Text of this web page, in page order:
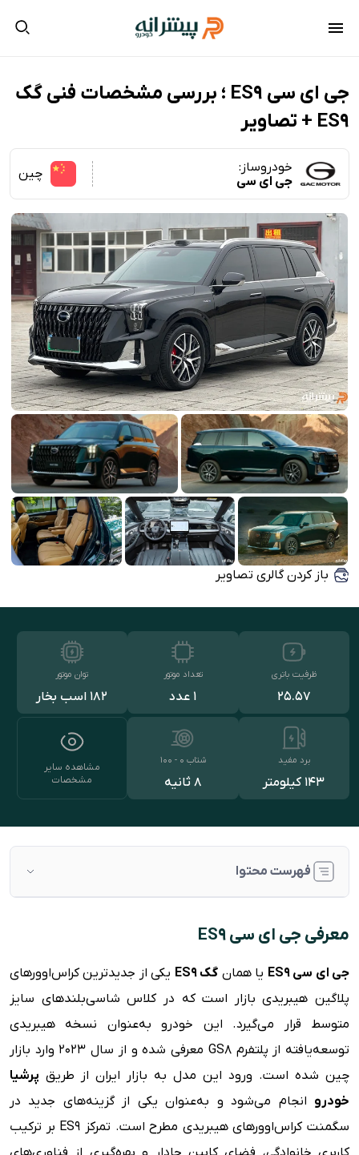
جی ای سی ES9 ؛ بررسی مشخصات فنی گک
ES9 + تصاویر
خودروساز:
جی ای سی
چین
باز کردن گالری تصاویر
ظرفیت باتری
۲۵.۵۷
کیلووات‌ساعت
تعداد موتور
1 عدد
توان موتور
۱۸۲ اسب بخار
برد مفید
143 کیلومتر
شتاب ۰ - ۱۰۰
8 ثانیه
مشاهده سایر
مشخصات
فهرست محتوا
بررسی طراحی ظاهری و بدنه
پیشرانه و قوای فنی
امکانات ایمنی
ویژگی های رفاهی
مزایا و معایب
معرفی جی ای سی ES9
جی ای سی ES9 یا همان گک ES9
یکی از جدیدترین کراس‌اوورهای
پلاگین هیبریدی بازار است که در کلاس شاسی‌بلندهای سایز
متوسط قرار می‌گیرد. این خودرو به‌عنوان نسخه هیبریدی
توسعه‌یافته از پلتفرم GS8 معرفی شده و از سال ۲۰۲۳ وارد بازار
چین شده است. ورود این مدل به بازار ایران از طریق پرشیا
خودرو انجام می‌شود و به‌عنوان یکی از گزینه‌های جدید در
سگمنت کراس‌اوورهای هیبریدی مطرح است. تمرکز ES9 بر ترکیب